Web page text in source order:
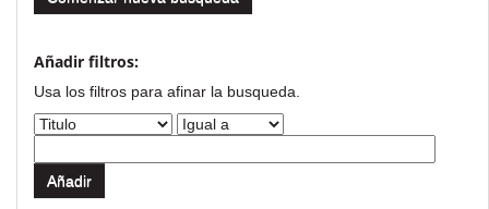
Añadir filtros:
Usa los filtros para afinar la busqueda.